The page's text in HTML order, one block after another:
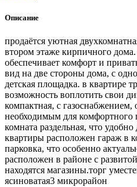
Описание
продаётся уютная
втором этаже кирпичного
обеспечивает комфорт и
вид на две стороны дома, с
детская площадка. в квартире
возможность воплотить свои
компактная, с газоснабжением,
необходимым для
комната раздельная, что
квартиры расположен гараж в
парковка, что особенно
расположен в районе с
находятся магазины.торг
ясиноватая3 микрорайон